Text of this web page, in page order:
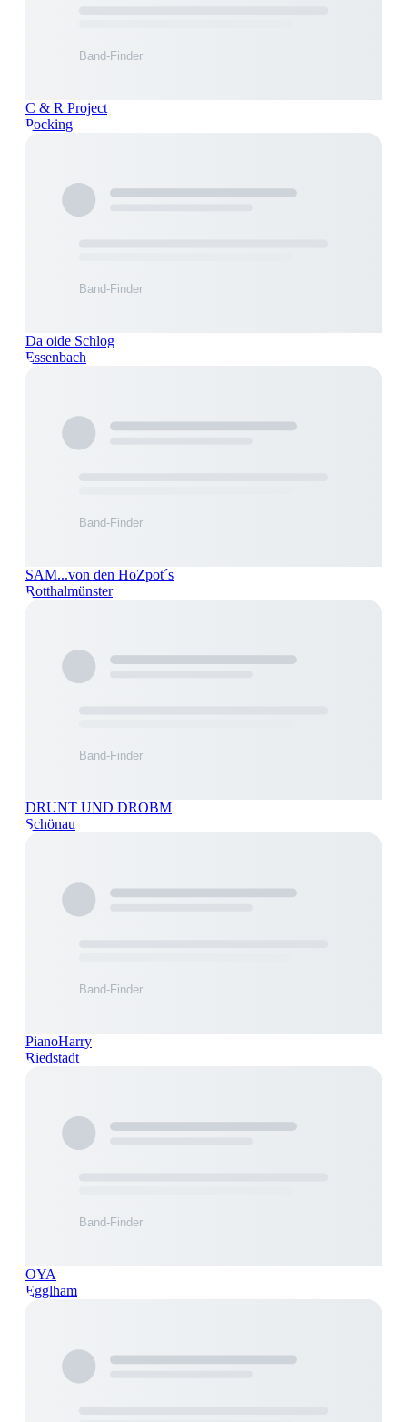
C & R Project
Pocking
Da oide Schlog
Essenbach
SAM...von den HoZpot´s
Rotthalmünster
DRUNT UND DROBM
Schönau
PianoHarry
Riedstadt
OYA
Egglham